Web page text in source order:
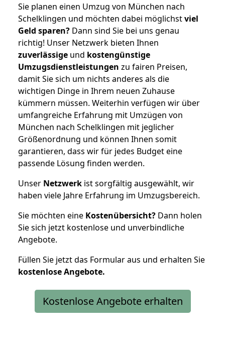
Sie planen einen Umzug von München nach
Schelklingen und möchten dabei möglichstviel
Geld sparen? Dann sind Sie bei uns genau
richtig! Unser Netzwerk bieten Ihnen
zuverlässige und kostengünstige
Umzugsdienstleistungen zu fairen Preisen,
damit Sie sich um nichts anderes als die
wichtigen Dinge in Ihrem neuen Zuhause
kümmern müssen. Weiterhin verfügen wir über
umfangreiche Erfahrung mit Umzügen von
München nach Schelklingen mit jeglicher
Größenordnung und können Ihnen somit
garantieren, dass wir für jedes Budget eine
passende Lösung finden werden.
Unser Netzwerk ist sorgfältig ausgewählt, wir
haben viele Jahre Erfahrung im Umzugsbereich.
Sie möchten eine Kostenübersicht? Dann holen
Sie sich jetzt kostenlose und unverbindliche
Angebote.
Füllen Sie jetzt das Formular aus und erhalten Sie
kostenloseAngebote.
Kostenlose Angebote erhalten